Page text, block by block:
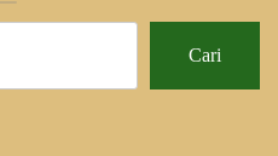
Cari